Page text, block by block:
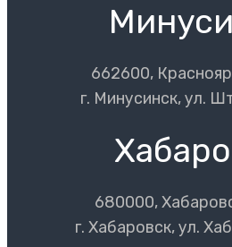
662600,
г. Минусинск, ул.
680000,
г. Хабаровск, ул.